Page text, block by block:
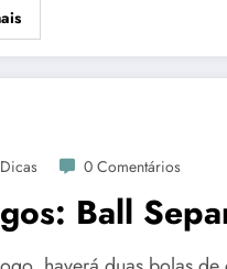
0 Comentários
Ball